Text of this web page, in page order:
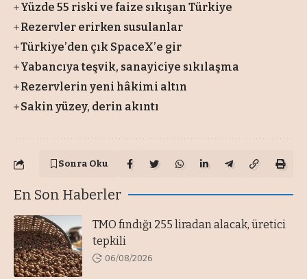
Yüzde 55 riski ve faize sıkışan Türkiye
Rezervler erirken susulanlar
Türkiye’den çık SpaceX’e gir
Yabancıya teşvik, sanayiciye sıkılaşma
Rezervlerin yeni hâkimi altın
Sakin yüzey, derin akıntı
Sonra Oku
En Son Haberler
TMO fındığı 255 liradan alacak, üretici
tepkili
06/08/2026